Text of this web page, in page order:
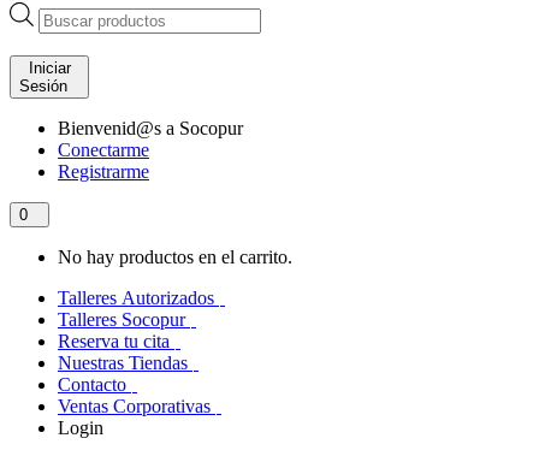
Búsqueda
de
productos
Iniciar
Sesión
Bienvenid@s a Socopur
Conectarme
Registrarme
0
No hay productos en el carrito.
Talleres Autorizados
Talleres Socopur
Reserva tu cita
Nuestras Tiendas
Contacto
Ventas Corporativas
Login